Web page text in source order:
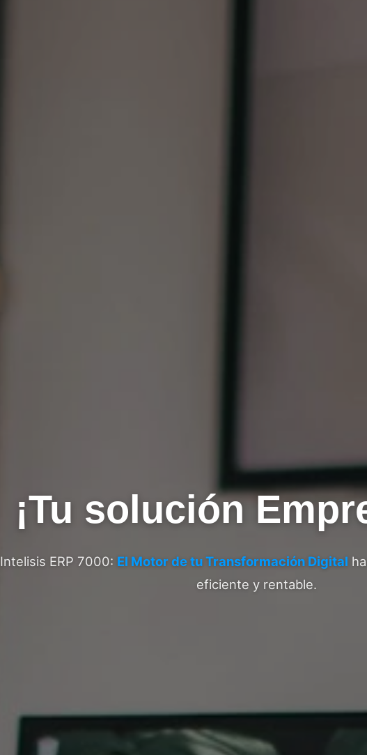
¡Tu solución
Intelisis ERP 7000: El Motor de tu Transformación Digital
eficiente y rentable.